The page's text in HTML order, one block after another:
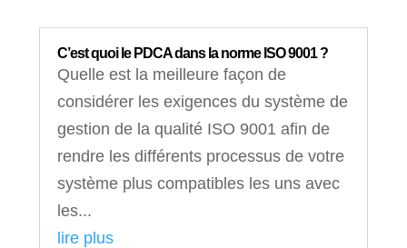
C’est quoi le PDCA dans la norme ISO 9001 ?
Quelle est la meilleure façon de
considérer les exigences du système de
gestion de la qualité ISO 9001 afin de
rendre les différents processus de votre
système plus compatibles les uns avec
les...
lire plus